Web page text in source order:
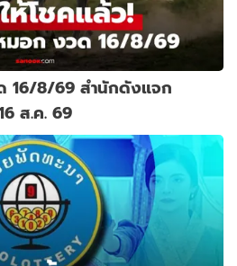
16/8/69 สำนักดังแจก
ส.ค. 69